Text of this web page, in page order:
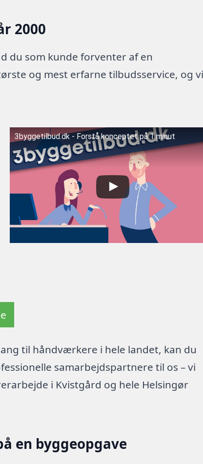
2000
du som kunde forventer af en
og mest erfarne tilbudsservice, og
3byggetilbud.dk - Forstå konceptet på 1 minut
til håndværkere i hele landet, kan du
samarbejdspartnere til os – vi
i Kvistgård og hele Helsingør
en byggeopgave